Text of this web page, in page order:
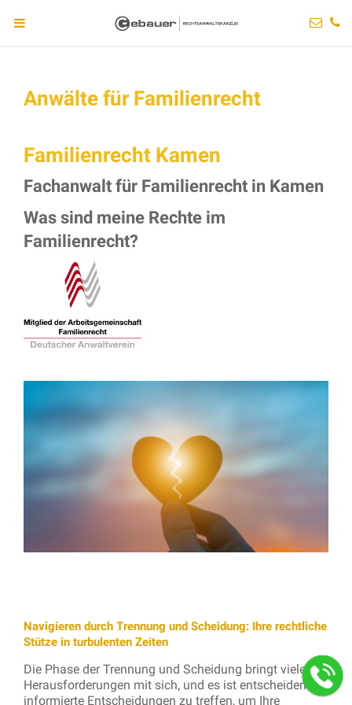
Anwälte für Familienrecht
Familienrecht Kamen
Fachanwalt für Familienrecht in Kamen
Was sind meine Rechte im
Familienrecht?
Navigieren durch Trennung und Scheidung: Ihre rechtliche
Stütze in turbulenten Zeiten
Die Phase der Trennung und Scheidung bringt viele
Herausforderungen mit sich, und es ist entscheidend,
informierte Entscheidungen zu treffen, um Ihre